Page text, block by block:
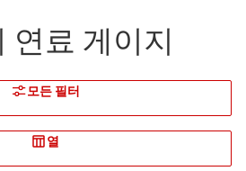
연료 게이지
모든 필터
열